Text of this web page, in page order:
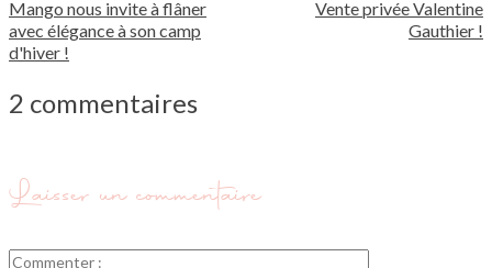
Mango nous invite à flâner
avec élégance à son camp
d'hiver !
Vente privée Valentine
Gauthier !
2 commentaires
Laisser un commentaire